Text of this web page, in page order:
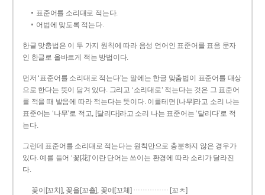
표준어를 소리대로 적는다.
어법에 맞도록 적는다.
한글 맞춤법은 이 두 가지 원칙에 따라 음성 언어인 표준어를 표음 문자
인 한글로 올바르게 적는 방법이다.
먼저 ‘표준어를 소리대로 적는다’는 말에는 한글 맞춤법이 표준어를 대상
으로 한다는 뜻이 담겨 있다. 그리고 ‘소리대로’ 적는다는 것은 그 표준어
를 적을 때 발음에 따라 적는다는 뜻이다. 이를테면 [나무]라고 소리 나는
표준어는 ‘나무’로 적고, [달리다]라고 소리 나는 표준어는 ‘달리다’로 적
는다.
그런데 표준어를 소리대로 적는다는 원칙만으로 충분하지 않은 경우가
있다. 예를 들어 ‘꽃[花]’이란 단어는 쓰이는 환경에 따라 소리가 달라진
다.
꽃이[꼬치], 꽃을[꼬츨], 꽃에[꼬체] …………… [꼬ㅊ]